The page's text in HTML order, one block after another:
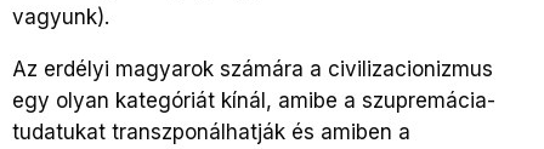
vagyunk).
Az erdélyi magyarok számára a civilizacionizmus
egy olyan kategóriát kínál, amibe a szupremácia-
tudatukat transzponálhatják és amiben a